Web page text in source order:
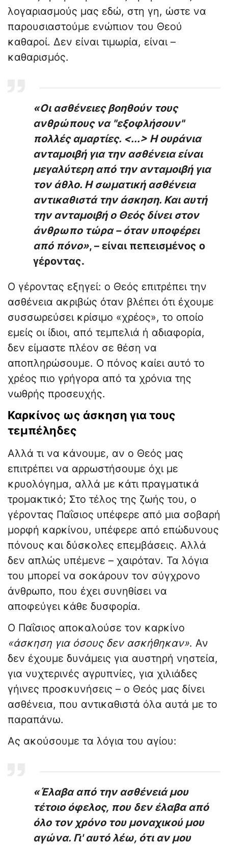
λογαριασμούς μας εδώ, στη γη, ώστε να
παρουσιαστούμε ενώπιον του Θεού
καθαροί. Δεν είναι τιμωρία, είναι –
καθαρισμός.
«Οι ασθένειες βοηθούν τους
ανθρώπους να "εξοφλήσουν"
πολλές αμαρτίες. <...> Η ουράνια
ανταμοιβή για την ασθένεια είναι
μεγαλύτερη από την ανταμοιβή για
τον άθλο. Η σωματική ασθένεια
αντικαθιστά την άσκηση. Και αυτή
την ανταμοιβή ο Θεός δίνει στον
άνθρωπο τώρα – όταν υποφέρει
από πόνο», – είναι πεπεισμένος ο
γέροντας.
Ο γέροντας εξηγεί: ο Θεός επιτρέπει την
ασθένεια ακριβώς όταν βλέπει ότι έχουμε
συσσωρεύσει κρίσιμο «χρέος», το οποίο
εμείς οι ίδιοι, από τεμπελιά ή αδιαφορία,
δεν είμαστε πλέον σε θέση να
αποπληρώσουμε. Ο πόνος καίει αυτό το
χρέος πιο γρήγορα από τα χρόνια της
νωθρής προσευχής.
Καρκίνος ως άσκηση για τους
τεμπέληδες
Αλλά τι να κάνουμε, αν ο Θεός μας
επιτρέπει να αρρωστήσουμε όχι με
κρυολόγημα, αλλά με κάτι πραγματικά
τρομακτικό; Στο τέλος της ζωής του, ο
γέροντας Παΐσιος υπέφερε από μια σοβαρή
μορφή καρκίνου, υπέφερε από επώδυνους
πόνους και δύσκολες επεμβάσεις. Αλλά
δεν απλώς υπέμενε – χαιρόταν. Τα λόγια
του μπορεί να σοκάρουν τον σύγχρονο
άνθρωπο, που έχει συνηθίσει να
αποφεύγει κάθε δυσφορία.
Ο Παΐσιος αποκαλούσε τον καρκίνο
«άσκηση για όσους δεν ασκήθηκαν». Αν
δεν έχουμε δυνάμεις για αυστηρή νηστεία,
για νυχτερινές αγρυπνίες, για χιλιάδες
γήινες προσκυνήσεις – ο Θεός μας δίνει
ασθένεια, που αντικαθιστά όλα αυτά με το
παραπάνω.
Ας ακούσουμε τα λόγια του αγίου:
«Έλαβα από την ασθένειά μου
τέτοιο όφελος, που δεν έλαβα από
όλο τον χρόνο του μοναχικού μου
αγώνα. Γι' αυτό λέω, ότι αν μου